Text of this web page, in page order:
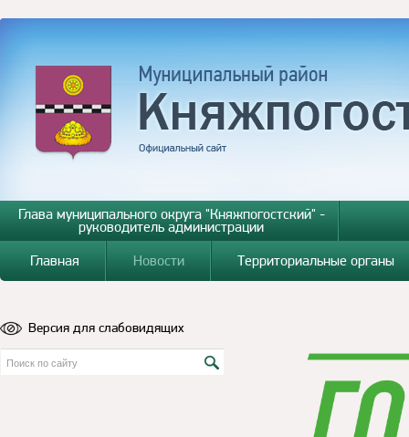
Глава муниципального округа "Княжпогостский" -
руководитель администрации
Главная
Новости Территориальные органы
Версия для слабовидящих